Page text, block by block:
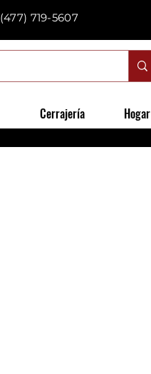
(477) 719-5607
Cerrajería Hogar